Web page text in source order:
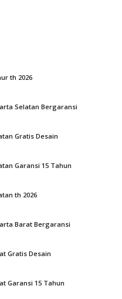
th 2026
Selatan Bergaransi
Gratis Desain
Garansi 15 Tahun
th 2026
Barat Bergaransi
Gratis Desain
Garansi 15 Tahun